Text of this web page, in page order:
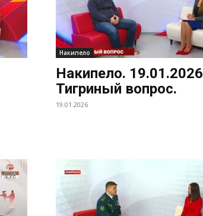
Накипело
Накипело. 19.01.2026
Тигриный вопрос.
19.01.2026